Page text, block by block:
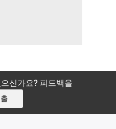
신가요? 피드백을